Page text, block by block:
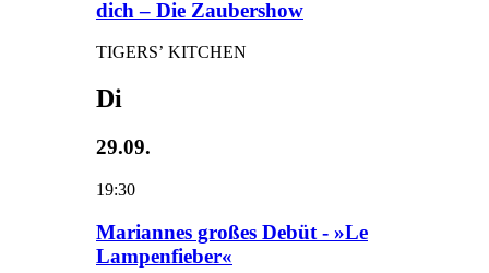
dich – Die Zaubershow
TIGERS’ KITCHEN
Di
29.09.
19:30
Mariannes großes Debüt - »Le
Lampenfieber«